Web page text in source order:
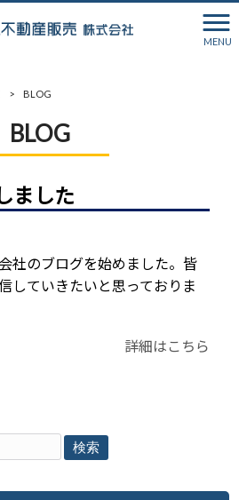
MENU
> BLOG
BLOG
ました
社のブログを始めました。皆
していきたいと思っておりま
詳細はこちら